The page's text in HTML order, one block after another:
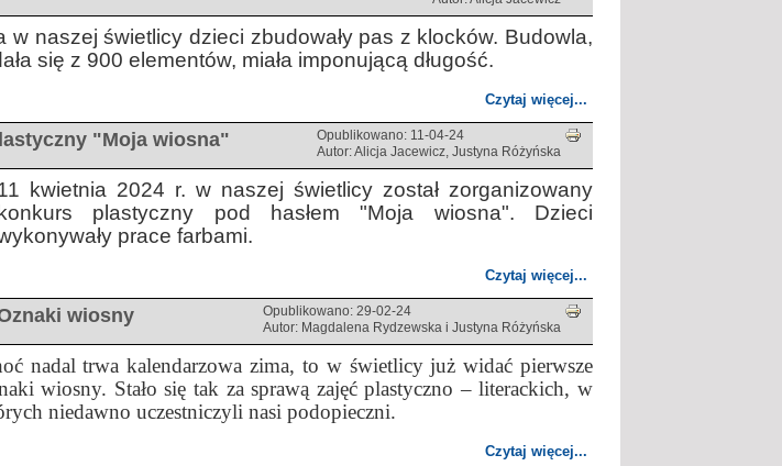
w naszej świetlicy dzieci zbudowały pas z klocków. Budowla,
się z 900 elementów, miała imponującą długość.
Czytaj więcej...
"Moja wiosna"
Opublikowano: 11-04-24
Autor: Alicja Jacewicz, Justyna Różyńska
kwietnia 2024 r. w naszej świetlicy został zorganizowany
konkurs plastyczny pod hasłem "Moja wiosna". Dzieci
prace farbami.
Czytaj więcej...
wiosny
Opublikowano: 29-02-24
Autor: Magdalena Rydzewska i Justyna Różyńska
nadal trwa kalendarzowa zima, to w świetlicy już widać pierwsze
wiosny. Stało się tak za sprawą zajęć plastyczno – literackich, w
niedawno uczestniczyli nasi podopieczni.
Czytaj więcej...